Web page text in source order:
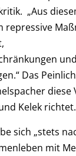
„Aus
repressive
und
Das
diese
Kelek richtet.
sich „stets
mit